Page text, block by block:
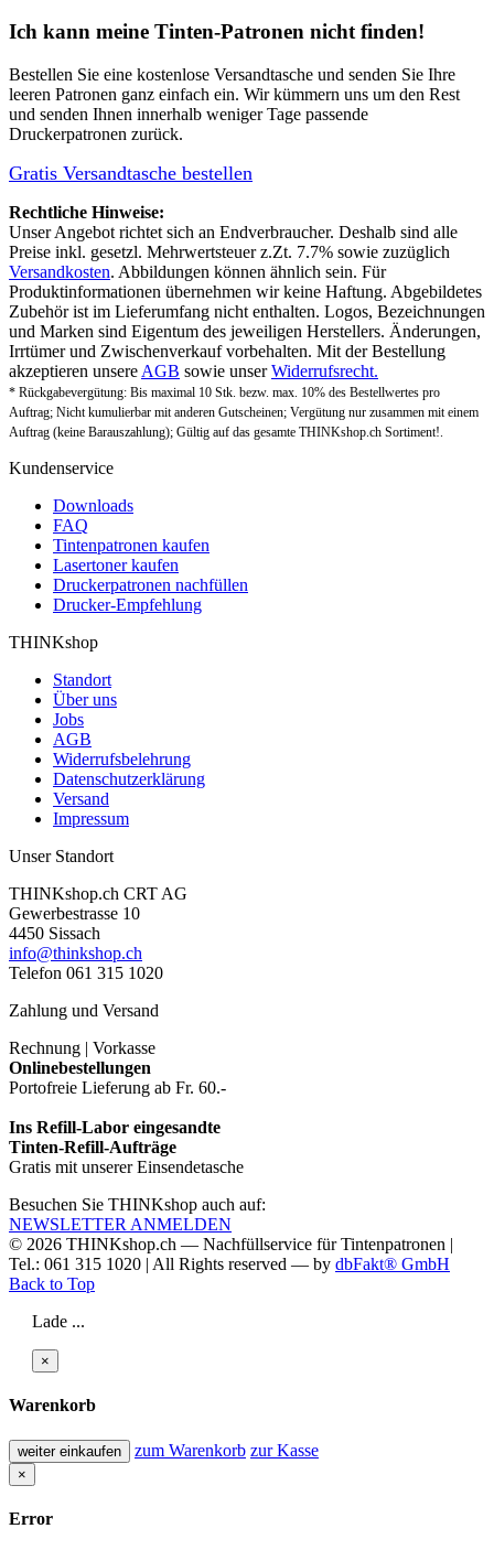
Ich kann meine Tinten-Patronen nicht finden!
Bestellen Sie eine kostenlose Versandtasche und senden Sie Ihre
leeren Patronen ganz einfach ein. Wir kümmern uns um den Rest
und senden Ihnen innerhalb weniger Tage passende
Druckerpatronen zurück.
Gratis Versandtasche bestellen
Rechtliche Hinweise:
Unser Angebot richtet sich an Endverbraucher. Deshalb sind alle
Preise inkl. gesetzl. Mehrwertsteuer z.Zt. 7.7% sowie zuzüglich
Versandkosten. Abbildungen können ähnlich sein. Für
Produktinformationen übernehmen wir keine Haftung. Abgebildetes
Zubehör ist im Lieferumfang nicht enthalten. Logos, Bezeichnungen
und Marken sind Eigentum des jeweiligen Herstellers. Änderungen,
Irrtümer und Zwischenverkauf vorbehalten. Mit der Bestellung
akzeptieren unsere AGB sowie unserWiderrufsrecht.
* Rückgabevergütung: Bis maximal 10 Stk. bezw. max. 10% des Bestellwertes pro
Auftrag; Nicht kumulierbar mit anderen Gutscheinen; Vergütung nur zusammen mit einem
Auftrag (keine Barauszahlung); Gültig auf das gesamte THINKshop.ch Sortiment!.
Kundenservice
Downloads
FAQ
Tintenpatronen kaufen
Lasertoner kaufen
Druckerpatronen nachfüllen
Drucker-Empfehlung
THINKshop
Standort
Über uns
Jobs
AGB
Widerrufsbelehrung
Datenschutzerklärung
Versand
Impressum
Unser Standort
THINKshop.ch CRT AG
Gewerbestrasse 10
4450 Sissach
info@thinkshop.ch
Telefon 061 315 1020
Zahlung und Versand
Rechnung | Vorkasse
Onlinebestellungen
Portofreie Lieferung ab Fr. 60.-
Ins Refill-Labor eingesandte
Tinten-Refill-Aufträge
Gratis mit unserer Einsendetasche
Besuchen Sie THINKshop auch auf:
NEWSLETTER ANMELDEN
© 2026 THINKshop.ch — Nachfüllservice fürTintenpatronen |
Tel.: 061 315 1020 | All Rights reserved — by dbFakt® GmbH
Back to Top
Lade ...
×
Warenkorb
weiter einkaufen zum Warenkorb zur Kasse
×
Error